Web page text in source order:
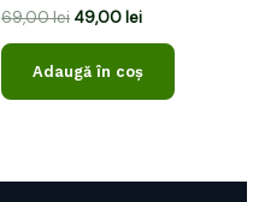
Evaluat
la
0
din
69,00lei 49,00 lei
Adaugă în coș